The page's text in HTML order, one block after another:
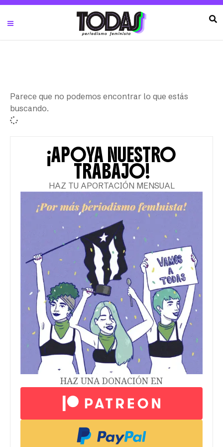
Parece que no podemos encontrar lo que estás
buscando.
¡APOYA NUESTRO
TRABAJO!
HAZ TU APORTACIÓN MENSUAL
HAZ UNA DONACIÓN EN